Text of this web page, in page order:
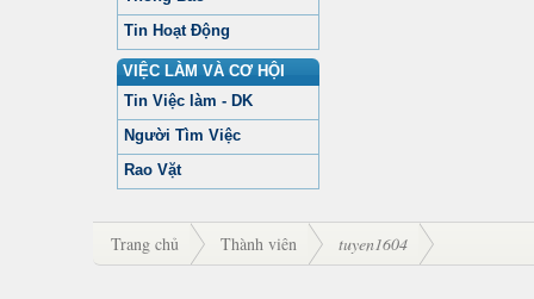
Tin Hoạt Động
VIỆC LÀM VÀ CƠ HỘI
Tin Việc làm - DK
Người Tìm Việc
Rao Vặt
Trang chủ Thành viên tuyen1604